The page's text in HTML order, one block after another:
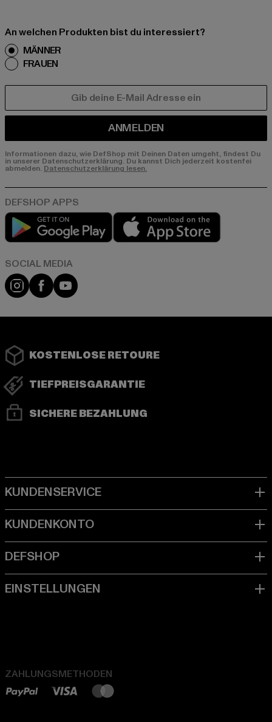
An welchen Produkten bist du interessiert?
MÄNNER
FRAUEN
ANMELDEN
Informationen dazu, wie DefShop mit Deinen Daten umgeht, findest Du
in unserer Datenschutzerklärung. Du kannst Dich jederzeit kostenfei
abmelden. Datenschutzerklärung lesen.
Play market
Instagram
FacebookYouTube
KOSTENLOSE RETOURE
TIEFPREISGARANTIE
SICHERE BEZAHLUNG
ZAHLUNGSMETHODEN